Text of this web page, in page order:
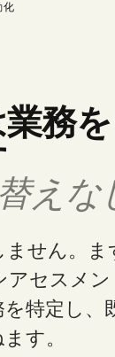
無料相談を
化
務
えな
せん。ま
アセスメン
特定し、
す。